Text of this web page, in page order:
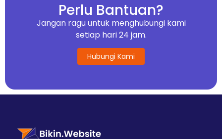
Perlu Bantuan?
Jangan ragu untuk menghubungi kami
setiap hari 24 jam.
Hubungi Kami